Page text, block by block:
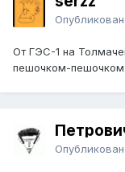
От ГЭС-1 на
пешочком-